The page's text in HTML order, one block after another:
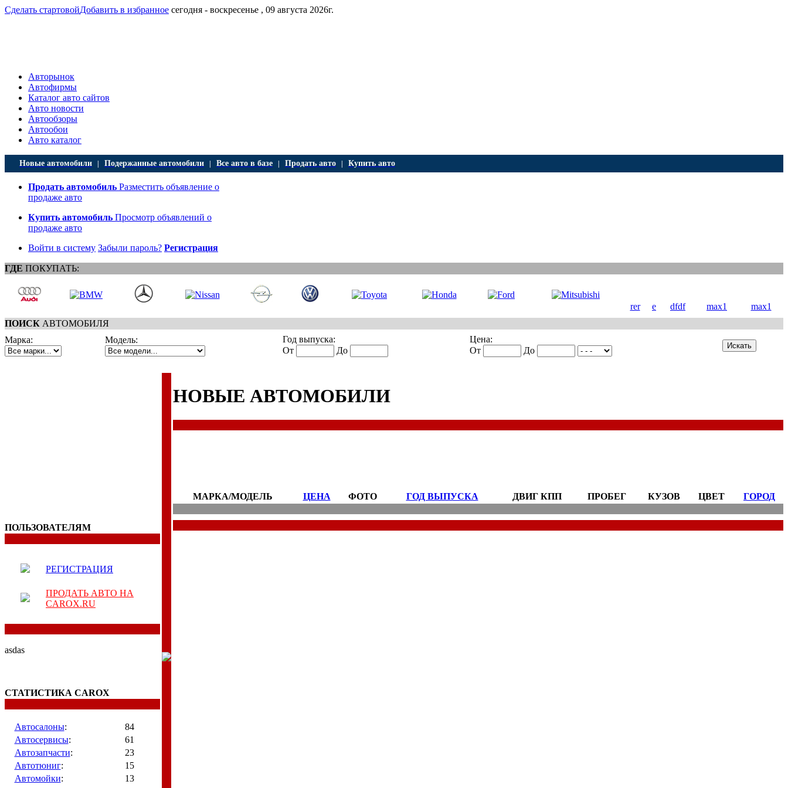
Сделать стартовойДобавить в избранное сегодня - воскресенье , 09 августа 2026г.
Авторынок
Автофирмы
Каталог авто сайтов
Авто новости
Автообзоры
Автообои
Авто каталог
Новые автомобили Подержанные автомобили Все авто в базе Продать авто Купить авто
Продать автомобиль Разместить объявление о
продаже авто
Купить автомобиль Просмотр объявлений о
продаже авто
Войти в систему Забыли пароль? Регистрация
ГДЕ ПОКУПАТЬ:
rer e dfdf max1
max1
ПОИСК АВТОМОБИЛЯ
Марка:
Модель:
Год выпуска:
От
До
Цена:
От
До
ПОЛЬЗОВАТЕЛЯМ
РЕГИСТРАЦИЯ
ПРОДАТЬ АВТО НА
CAROX.RU
asdas
СТАТИСТИКА CAROX
Автосалоны:
84
Автосервисы:
61
Автозапчасти:
23
Автотюниг:
15
Автомойки:
13
НОВЫЕ АВТОМОБИЛИ
МАРКА/МОДЕЛЬ ЦЕНА ФОТО ГОД ВЫПУСКА ДВИГ КПП ПРОБЕГ КУЗОВ ЦВЕТ ГОРОД